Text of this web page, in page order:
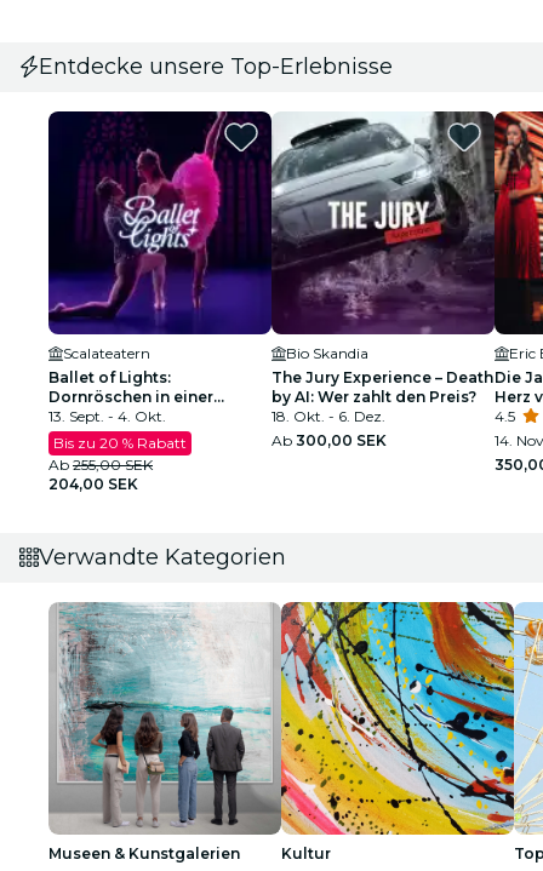
Entdecke unsere Top-Erlebnisse
Scalateatern
Ballet of Lights:
Dornröschen in einer
funkelnden Show
13. Sept. - 4. Okt.
Bis zu 20 % Rabatt
Ab 255,00 SEK
204,00 SEK
Bio Skandia
The Jury Experience – Death
by AI: Wer zahlt den Preis?
18. Okt. - 6. Dez.
Ab 300,00 SEK
Eric
Die
Herz
4.5
14.
Verwandte Kategorien
Museen & Kunstgalerien Kultur